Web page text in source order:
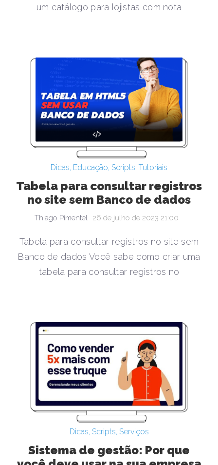
um catálogo para lojistas com nota
Dicas, Educação, Scripts, Tutoriais
Tabela para consultar registros
no site sem Banco de dados
Thiago Pimentel 26 de julho de 2023 21:00
Tabela para consultar registros no site sem
Banco de dados Você sabe como criar uma
tabela para consultar registros no
Dicas, Scripts, Serviços
Sistema de gestão: Por que